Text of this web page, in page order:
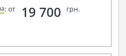
: от 19 700 грн.